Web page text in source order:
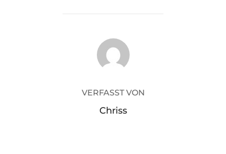
BEITRAGSAUTOR
VERFASST VON
Chriss